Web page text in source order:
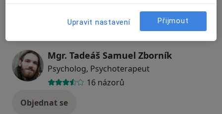
Mgr. Tadeáš Samuel Zborník
Psycholog, Psychoterapeut
16 názorů
Objednat se
Upravit nastavení Přijmout